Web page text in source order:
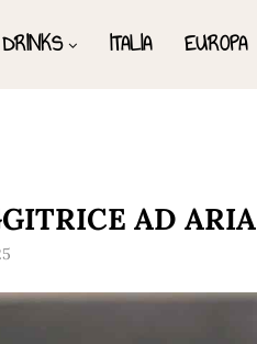
ITALIA EUROPA
AD ARIA